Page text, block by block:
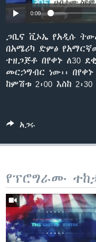
ቋንቋዎች
0:00
ጋቢና ቪኦኤ የአዲሱ
በአሜሪካ ድምፅ
ተዘጋጅቶ በየቀኑ ለ30
መርኃግብር ነው፡፡
ከምሽቱ 2፡00 እስከ
አጋሩ
የፕሮግራሙ